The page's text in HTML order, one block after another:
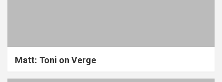
Matt: Toni on Verge